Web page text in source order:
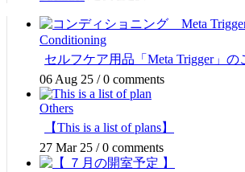
Conditioning
セルフケア用品「Meta Trigger」の
06 Aug 25 /0 comments
Others
【This is a list of plans】
27 Mar 25 /0 comments